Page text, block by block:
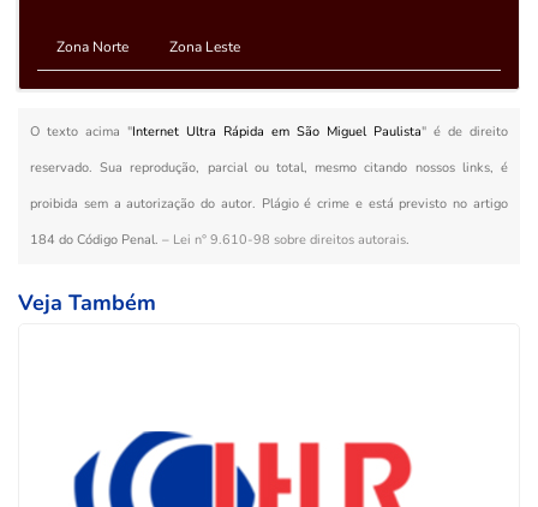
Zona Norte Zona Leste
O texto acima "Internet Ultra Rápida em São Miguel Paulista" é de direito
reservado. Sua reprodução, parcial ou total, mesmo citando nossos links, é
proibida sem a autorização do autor. Plágio é crime e está previsto no artigo
184 do Código Penal. – Lei n° 9.610-98 sobre direitos autorais.
Veja Também